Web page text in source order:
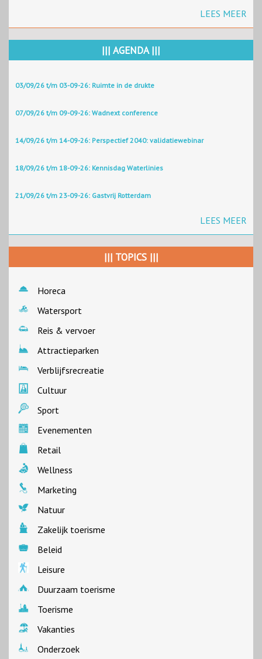
LEES MEER
||| AGENDA |||
03/09/26 t/m 03-09-26: Ruimte in de drukte
07/09/26 t/m 09-09-26: Wadnext conference
14/09/26 t/m 14-09-26: Perspectief 2040: validatiewebinar
18/09/26 t/m 18-09-26: Kennisdag Waterlinies
21/09/26 t/m 23-09-26: Gastvrij Rotterdam
LEES MEER
||| TOPICS |||
Horeca
Watersport
Reis & vervoer
Attractieparken
Verblijfsrecreatie
Cultuur
Sport
Evenementen
Retail
Wellness
Marketing
Natuur
Zakelijk toerisme
Beleid
Leisure
Duurzaam toerisme
Toerisme
Vakanties
Onderzoek